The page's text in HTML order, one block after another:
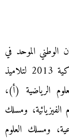
الوطني الموحد في
مادة «اللغة الإسبانية» دورة يوليوز الاستدراكية 2013 لتلاميذ
الرياضية (أ)،
ومسلك
ومسلك العلوم